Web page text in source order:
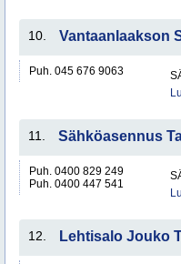
10. Vantaanlaakson
Puh. 045 676 9063
11. Sähköasennus
Puh. 0400 829 249
Puh. 0400 447 541
12. Lehtisalo Jouko